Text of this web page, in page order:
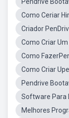
Como Ceriar
Criador
Como Criar
Como
Como Criar
Pendrive
Software Para
Melhores